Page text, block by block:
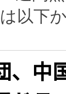
以下
、中